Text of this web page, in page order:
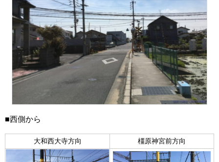
■西側から
大和西大寺方向 橿原神宮前方向